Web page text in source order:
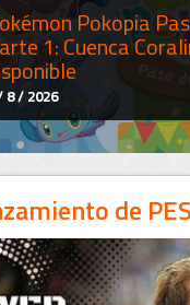
Pokopia
1: Cuenca
8 / 2026
de